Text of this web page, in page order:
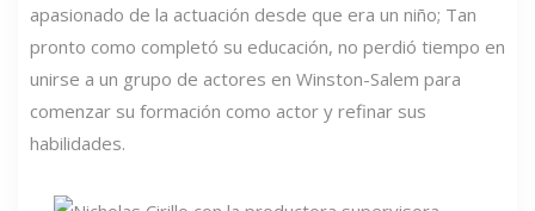
apasionado de la actuación desde que era un niño; Tan
pronto como completó su educación, no perdió tiempo en
unirse a un grupo de actores en Winston-Salem para
comenzar su formación como actor y refinar sus
habilidades.